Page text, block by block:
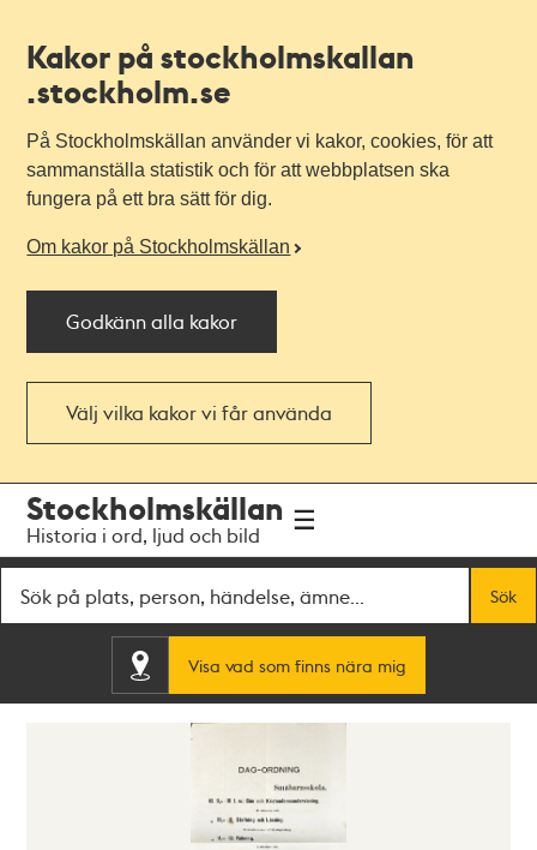
Kakor på stockholmskallan
.stockholm.se
På Stockholmskällan använder vi kakor, cookies, för att
sammanställa statistik och för att webbplatsen ska
fungera på ett bra sätt för dig.
Om kakor på Stockholmskällan
Godkänn alla kakor
Välj vilka kakor vi får använda
navigationen
huvudinnehållet
Stockholmskällan
Historia i ord, ljud och bild
Sök
Visa vad som finns nära mig